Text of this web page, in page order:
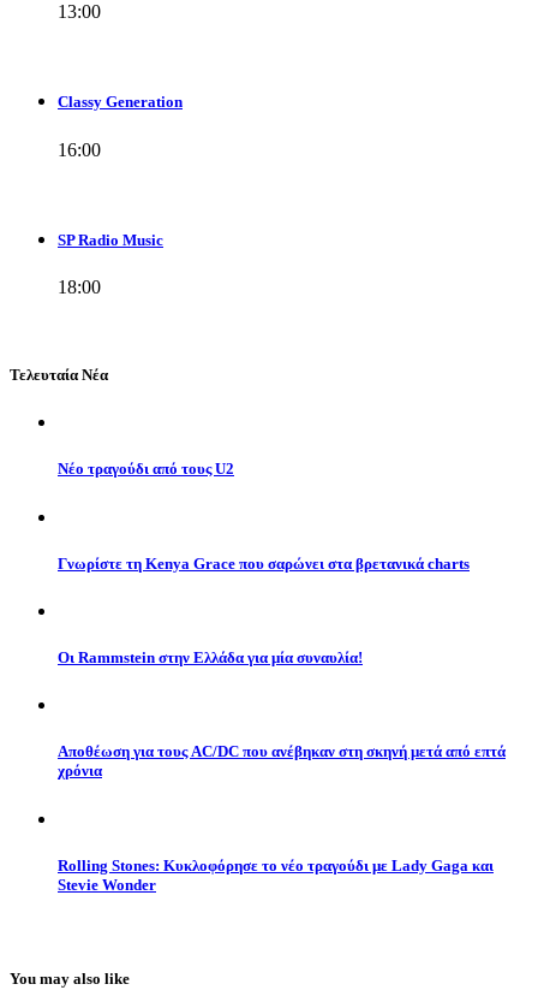
13:00
Classy Generation
16:00
SP Radio Music
18:00
Τελευταία Νέα
Νέο τραγούδι από τους U2
Γνωρίστε τη Kenya Grace που σαρώνει στα βρετανικά charts
Οι Rammstein στην Ελλάδα για μία συναυλία!
Αποθέωση για τους AC/DC που ανέβηκαν στη σκηνή μετά από επτά
χρόνια
Rolling Stones: Κυκλοφόρησε το νέο τραγούδι με Lady Gaga και
Stevie Wonder
You may also like